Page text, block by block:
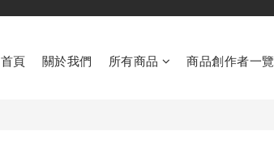
首頁 關於我們 所有商品 商品創作者一覽